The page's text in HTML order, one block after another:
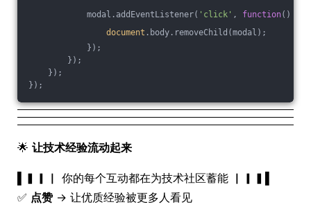
modal.addEventListener( 'click' , function( )
document .body.removeChild(modal);
});
});
});
});
🌟 让技术经验流动起来
▌▍▎▏ 你的每个互动都在为技术社区蓄能 ▏▎▍▌
✅ 点赞→ 让优质经验被更多人看见